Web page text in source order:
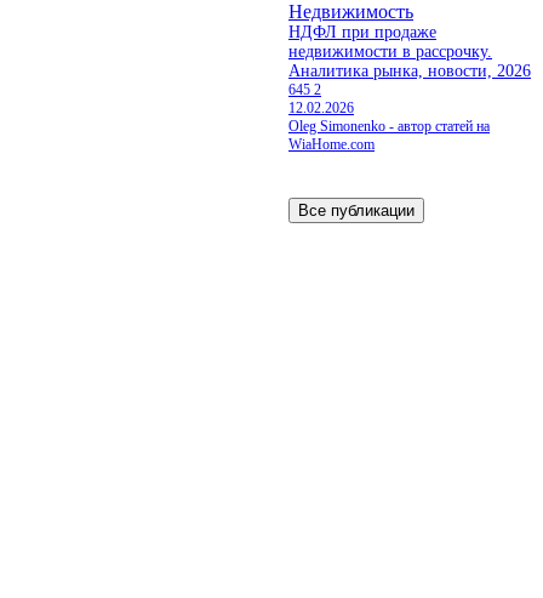
Недвижимость
НДФЛ при продаже
недвижимости в рассрочку.
Аналитика рынка, новости, 2026
645 2
12.02.2026
Oleg Simonenko - автор статей на
WiaHome.com